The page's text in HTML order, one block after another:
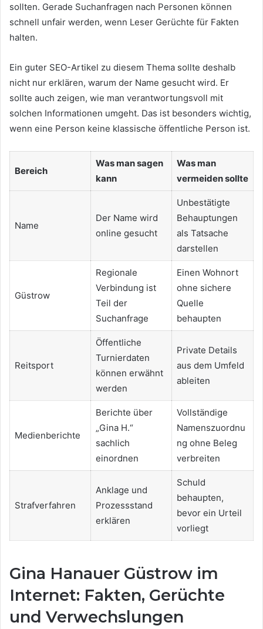
sollten. Gerade Suchanfragen nach Personen können
schnell unfair werden, wenn Leser Gerüchte für Fakten
halten.
Ein guter SEO-Artikel zu diesem Thema sollte deshalb
nicht nur erklären, warum der Name gesucht wird. Er
sollte auch zeigen, wie man verantwortungsvoll mit
solchen Informationen umgeht. Das ist besonders wichtig,
wenn eine Person keine klassische öffentliche Person ist.
Bereich
Was man sagen
kann
Was man
vermeiden sollte
Name
Der Name wird
online gesucht
Unbestätigte
Behauptungen
als Tatsache
darstellen
Güstrow
Regionale
Verbindung ist
Teil der
Suchanfrage
Einen Wohnort
ohne sichere
Quelle
behaupten
Reitsport
Öffentliche
Turnierdaten
können erwähnt
werden
Private Details
aus dem Umfeld
ableiten
Medienberichte
Berichte über
„Gina H.“
sachlich
einordnen
Vollständige
Namenszuordnu
ng ohne Beleg
verbreiten
Strafverfahren
Anklage und
Prozessstand
erklären
Schuld
behaupten,
bevor ein Urteil
vorliegt
Gina Hanauer Güstrow im
Internet: Fakten, Gerüchte
und Verwechslungen